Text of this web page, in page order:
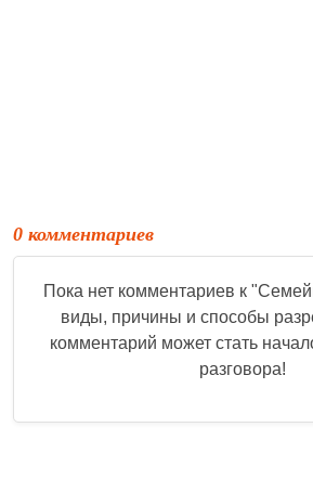
0 комментариев
Пока нет комментариев к "
виды, причины и способы
комментарий может стать
разговора!